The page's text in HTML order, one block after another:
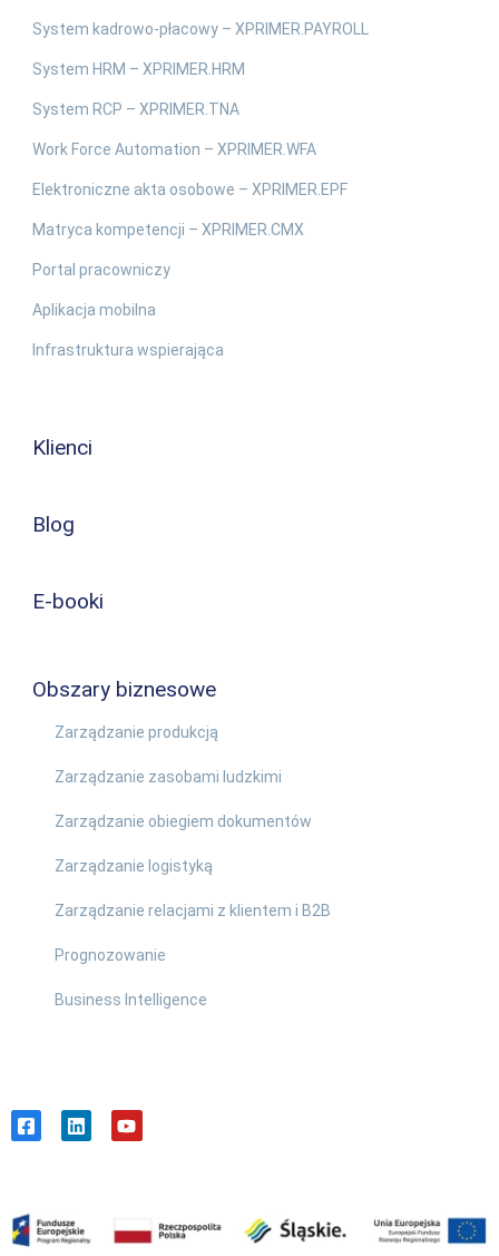
System kadrowo-płacowy – XPRIMER.PAYROLL
System HRM – XPRIMER.HRM
System RCP – XPRIMER.TNA
Work Force Automation – XPRIMER.WFA
Elektroniczne akta osobowe – XPRIMER.EPF
Matryca kompetencji – XPRIMER.CMX
Portal pracowniczy
Aplikacja mobilna
Infrastruktura wspierająca
Klienci
Blog
E-booki
Obszary biznesowe
Zarządzanie produkcją
Zarządzanie zasobami ludzkimi
Zarządzanie obiegiem dokumentów
Zarządzanie logistyką
Zarządzanie relacjami z klientem i B2B
Prognozowanie
Business Intelligence